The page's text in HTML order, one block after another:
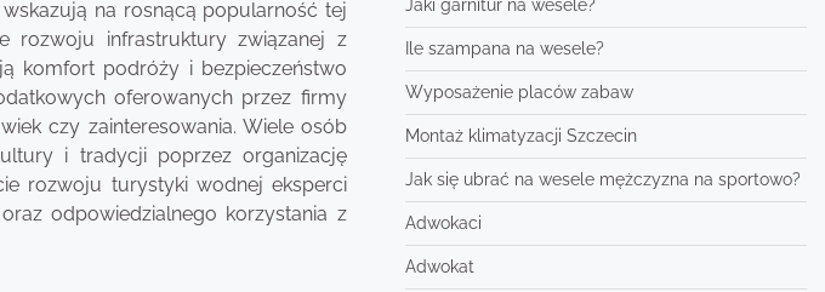
na rosnącą popularność tej
rozwoju infrastruktury związanej z
komfort podróży i bezpieczeństwo
oferowanych przez firmy
czy zainteresowania. Wiele osób
i tradycji poprzez organizację
rozwoju turystyki wodnej eksperci
odpowiedzialnego korzystania z
Jaki garnitur na wesele?
Ile szampana na wesele?
Wyposażenie placów zabaw
Montaż klimatyzacji Szczecin
Jak się ubrać na wesele mężczyzna na sportowo?
Adwokaci
Adwokat